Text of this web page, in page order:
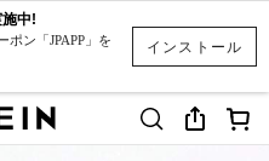
インストール
中!
ポン「JPAPP」を